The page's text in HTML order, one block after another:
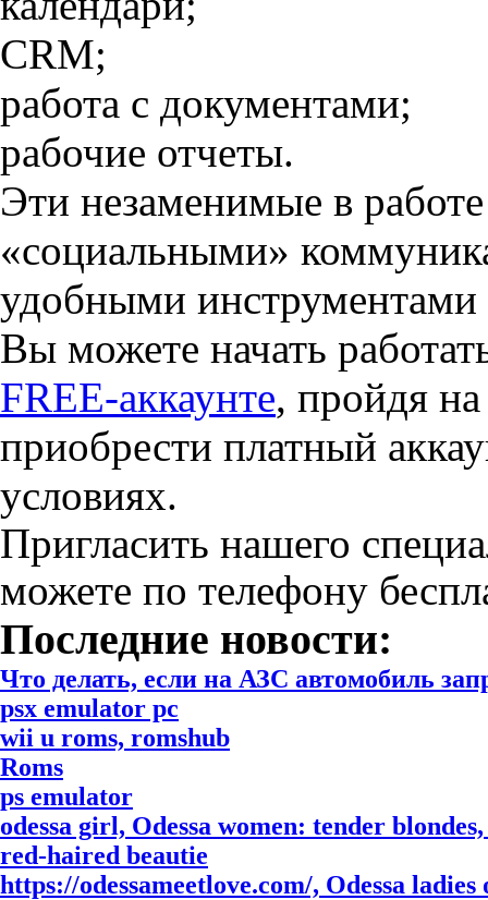
CRM;
работа с документами;
рабочие отчеты.
Эти незаменимые в
«социальными»
удобными инструментами
Вы можете начать
FREE-аккаунте, пройдя
приобрести платный
условиях.
Пригласить нашего
можете по телефону
Последние новости:
Что делать, если на АЗС автомобиль
psx emulator pc
wii u roms, romshub
Roms
ps emulator
odessa girl, Odessa women: tender
red-haired beautie
https://odessameetlove.com/, Odessa